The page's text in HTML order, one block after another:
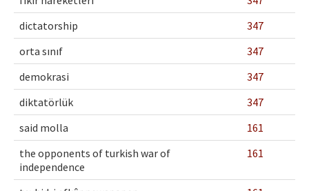
dictatorship
347
orta sınıf
347
demokrasi
347
diktatörlük
347
said molla
161
the opponents of turkish war of
independence
161